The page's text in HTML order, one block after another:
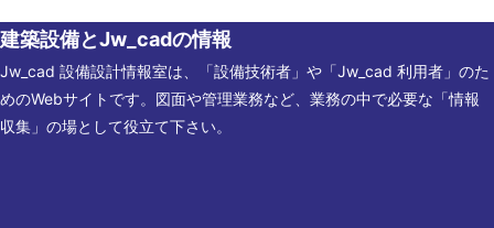
建築設備とJw_cadの情報
Jw_cad 設備設計情報室は、「設備技術者」や「Jw_cad 利用者」のた
めのWebサイトです。図面や管理業務など、業務の中で必要な「情報
収集」の場として役立て下さい。